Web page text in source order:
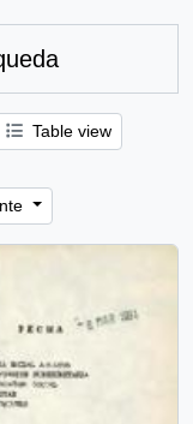
Table view